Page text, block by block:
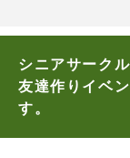
シニアサーク
友達作りイベ
す。